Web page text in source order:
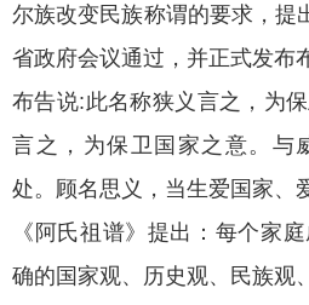
尔族改变民族称谓的要求，提
省政府会议通过，并正式发布
布告说:此名称狭义言之，为
言之，为保卫国家之意。与
处。顾名思义，当生爱国家、
《阿氏祖谱》提出：每个家
确的国家观、历史观、民族观